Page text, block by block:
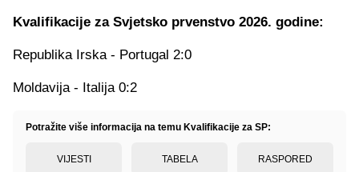
Kvalifikacije za Svjetsko prvenstvo 2026. godine:
Republika Irska - Portugal 2:0
Moldavija - Italija 0:2
Potražite više informacija na temu Kvalifikacije za SP:
VIJESTI TABELA RASPORED